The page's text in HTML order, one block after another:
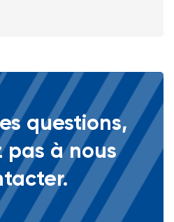
questions,
pas à nous